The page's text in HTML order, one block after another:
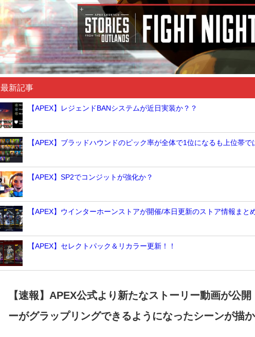
最新記事
【APEX】レジェンドBANシステムが近日実装か？？
【APEX】ブラッドハウンドのピック率が全体で1位になるも上位帯
【APEX】SP2でコンジットが強化か？
【APEX】ウインターホーンストアが開催/本日更新のストア情報まと
【APEX】セレクトパック＆リカラー更新！！
【速報】APEX公式より新たなストーリー動画が公
ーがグラップリングできるようになったシーンが描か